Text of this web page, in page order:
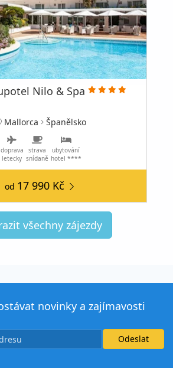
Nilo & Spa
Mallorca Španělsko
doprava
letecky
strava
snídaně
ubytování
hotel ****
od 17 990 Kč
všechny zájezdy
novinky a zajímavosti